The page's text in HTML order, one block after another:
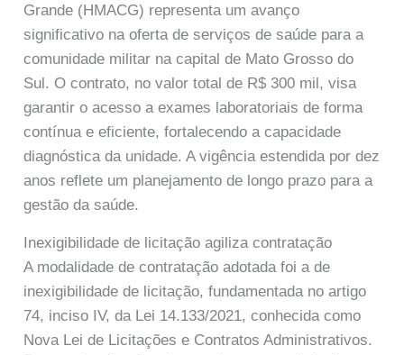
Grande (HMACG) representa um avanço
significativo na oferta de serviços de saúde para a
comunidade militar na capital de Mato Grosso do
Sul. O contrato, no valor total de R$ 300 mil, visa
garantir o acesso a exames laboratoriais de forma
contínua e eficiente, fortalecendo a capacidade
diagnóstica da unidade. A vigência estendida por dez
anos reflete um planejamento de longo prazo para a
gestão da saúde.
Inexigibilidade de licitação agiliza contratação
A modalidade de contratação adotada foi a de
inexigibilidade de licitação, fundamentada no artigo
74, inciso IV, da Lei 14.133/2021, conhecida como
Nova Lei de Licitações e Contratos Administrativos.